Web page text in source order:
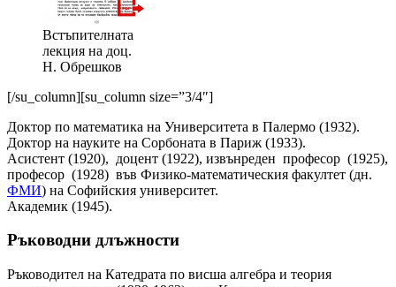
Встъпителната
лекция на доц.
Н. Обрешков
[/su_column][su_column size=”3/4″]
Доктор по математика на Университета в Палермо (1932).
Доктор на науките на Сорбоната в Париж (1933).
Асистент (1920), доцент (1922), извънреден професор (1925),
професор (1928) във Физико-математическия факултет (дн.
ФМИ) на Софийския университет.
Академик (1945).
Ръководни длъжности
Ръководител на Катедрата по висша алгебра и теория